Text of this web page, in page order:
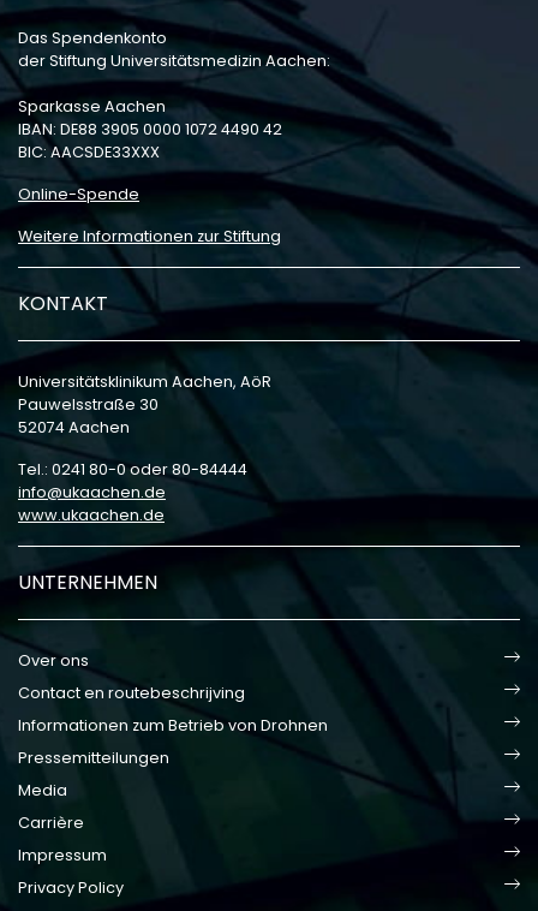
Das Spendenkonto
der Stiftung Universitätsmedizin Aachen:
Sparkasse Aachen
IBAN: DE88 3905 0000 1072 4490 42
BIC: AACSDE33XXX
Online-Spende
Weitere Informationen zur Stiftung
KONTAKT
Universitätsklinikum Aachen, AöR
Pauwelsstraße 30
52074 Aachen
Tel.: 0241 80-0 oder 80-84444
info
ukaachen de
www.ukaachen.de
UNTERNEHMEN
Over ons
Contact en routebeschrijving
Informationen zum Betrieb von Drohnen
Pressemitteilungen
Media
Carrière
Impressum
Privacy Policy